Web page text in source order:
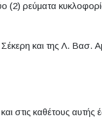
ρεύματα
και της Λ. Βασ.
στις καθέτους αυτής